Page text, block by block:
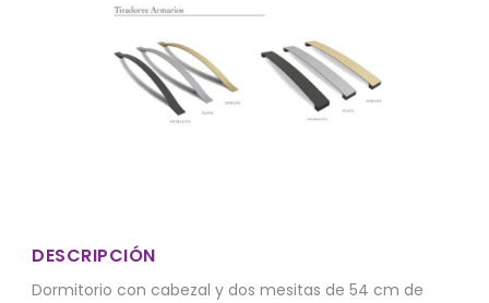
DESCRIPCIÓN
Dormitorio con cabezal y dos mesitas de 54 cm de